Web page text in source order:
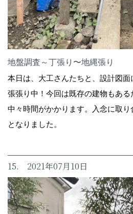
地盤調査～丁張り〜地縄張り
本日は、大工さんたちと、設計図面
張張り中！今回は既存の建物もあ
中々時間がかかります。入念に取
となりました。
15. 2021年07月10日